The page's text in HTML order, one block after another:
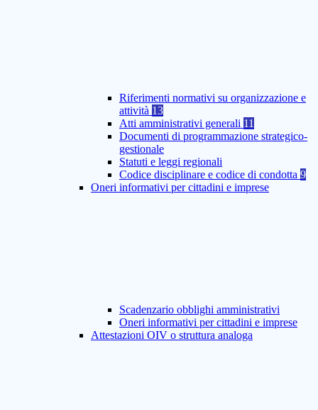
Riferimenti normativi su organizzazione e
attività 13
Atti amministrativi generali 11
Documenti di programmazione strategico-
gestionale
Statuti e leggi regionali
Codice disciplinare e codice di condotta 9
Oneri informativi per cittadini e imprese
Scadenzario obblighi amministrativi
Oneri informativi per cittadini e imprese
Attestazioni OIV o struttura analoga